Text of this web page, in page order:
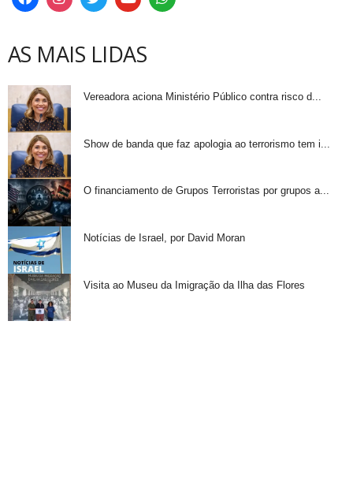
AS MAIS LIDAS
Vereadora aciona Ministério Público contra risco d...
Show de banda que faz apologia ao terrorismo tem i...
O financiamento de Grupos Terroristas por grupos a...
Notícias de Israel, por David Moran
Visita ao Museu da Imigração da Ilha das Flores